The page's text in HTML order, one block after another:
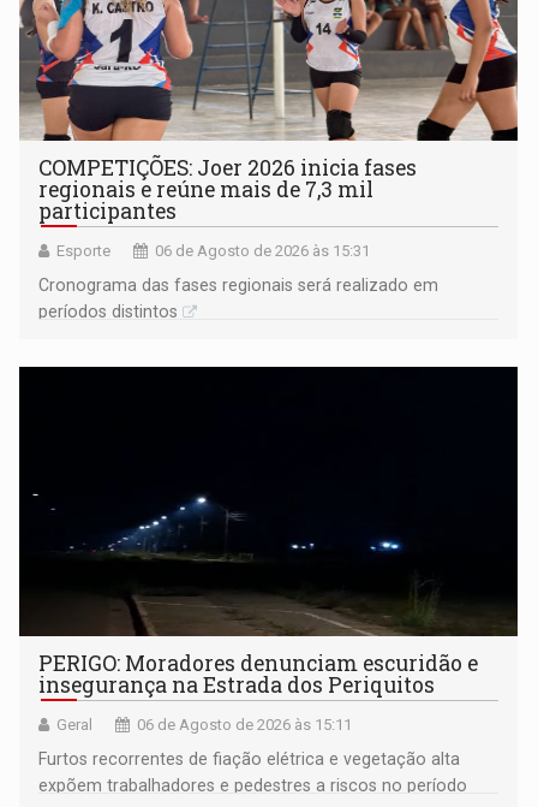
COMPETIÇÕES: Joer 2026 inicia fases
regionais e reúne mais de 7,3 mil
participantes
Esporte 06 de Agosto de 2026 às 15:31
Cronograma das fases regionais será realizado em
períodos distintos
PERIGO: Moradores denunciam escuridão e
insegurança na Estrada dos Periquitos
Geral 06 de Agosto de 2026 às 15:11
Furtos recorrentes de fiação elétrica e vegetação alta
expõem trabalhadores e pedestres a riscos no período